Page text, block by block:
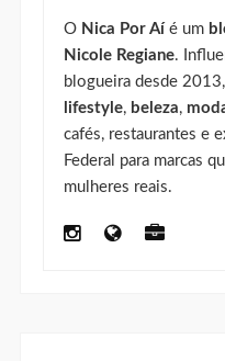
O Nica Por Aíé um
Nicole Regiane.
blogueira desde
lifestyle, beleza,
cafés, restaurantes e
Federal para marcas
mulheres reais.